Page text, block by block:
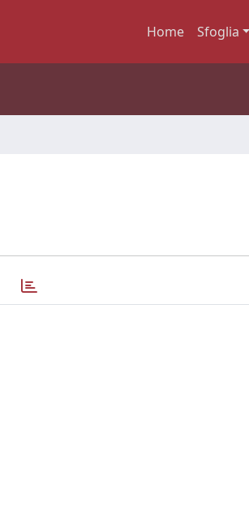
Home Sfoglia